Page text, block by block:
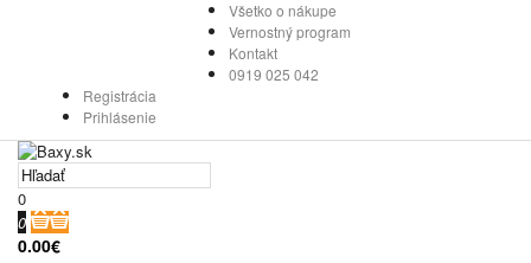
Všetko o nákupe
Vernostný program
Kontakt
0919 025 042
Registrácia
Prihlásenie
0
0
0.00€